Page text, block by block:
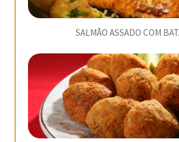
SALMÃO ASSADO COM